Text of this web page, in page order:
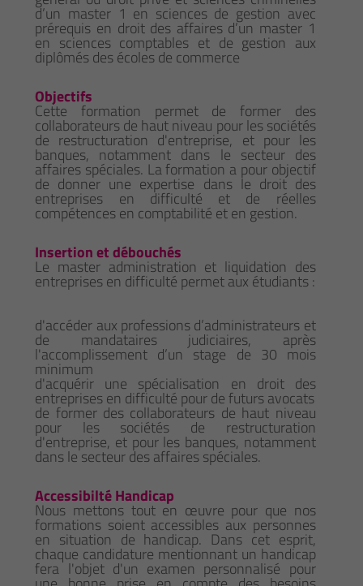
d’un master 1 en sciences de gestion avec
prérequis en droit des affaires d’un master 1
en sciences comptables et de gestion aux
diplômés des écoles de commerce
Objectifs
Cette formation permet de former des
collaborateurs de haut niveau pour les sociétés
de restructuration d'entreprise, et pour les
banques, notamment dans le secteur des
affaires spéciales. La formation a pour objectif
de donner une expertise dans le droit des
entreprises en difficulté et de réelles
compétences en comptabilité et en gestion.
Insertion et débouchés
Le master administration et liquidation des
entreprises en difficulté permet aux étudiants :
d'accéder aux professions d’administrateurs et
de mandataires judiciaires, après
l'accomplissement d’un stage de 30 mois
minimum
d'acquérir une spécialisation en droit des
entreprises en difficulté pour de futurs avocats
de former des collaborateurs de haut niveau
pour les sociétés de restructuration
d'entreprise, et pour les banques, notamment
dans le secteur des affaires spéciales.
Accessibilté Handicap
Nous mettons tout en œuvre pour que nos
formations soient accessibles aux personnes
en situation de handicap. Dans cet esprit,
chaque candidature mentionnant un handicap
fera l'objet d'un examen personnalisé pour